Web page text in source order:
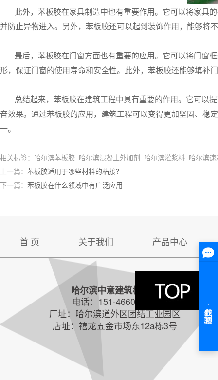
此外，苯板胶在家具制造中也有重要作用。它可以将家具
并防止异物进入。另外，苯板胶还可以起到装饰作用，能够将
最后，苯板胶在门窗方面也有重要的应用。它可以将门窗
形，保证门窗的使用寿命和安全性。此外，苯板胶还能够填补
总结起来，苯板胶在建筑工程中具有重要的作用。它可以
音效果。通过苯板胶的应用，建筑工程可以变得更加坚固、稳
一。
相关标签：哈尔滨苯板胶 哈尔滨混凝土外加剂 哈尔滨灌浆料 哈尔滨
上一篇： 苯板胶适用于哪些材料的粘接？
下一篇： 苯板胶在什么领域中有广泛应用
首 页 关于我们 产品中心
哈尔滨中意建筑材料厂
电话：151-4660-0616
厂址：哈尔滨道外区团结工业园区
店址：禧龙五金市场东12a栋3号